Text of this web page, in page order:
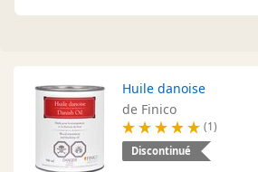
Huile danoise
de Finico
(1)
Discontinué